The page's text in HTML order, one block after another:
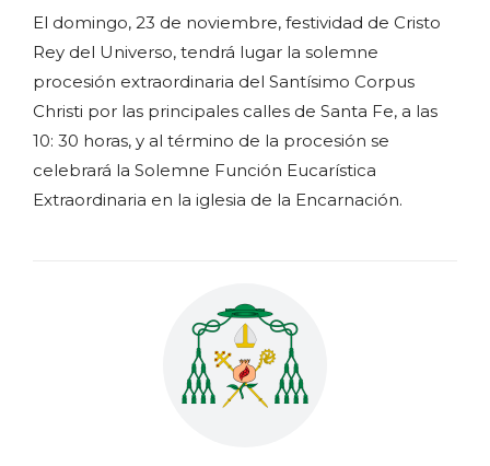
El domingo, 23 de noviembre, festividad de Cristo
Rey del Universo, tendrá lugar la solemne
procesión extraordinaria del Santísimo Corpus
Christi por las principales calles de Santa Fe, a las
10: 30 horas, y al término de la procesión se
celebrará la Solemne Función Eucarística
Extraordinaria en la iglesia de la Encarnación.